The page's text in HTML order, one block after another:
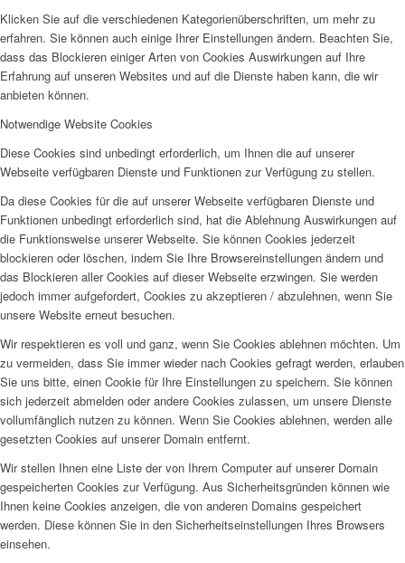
Klicken Sie auf die verschiedenen Kategorienüberschriften, um mehr zu
erfahren. Sie können auch einige Ihrer Einstellungen ändern. Beachten Sie,
dass das Blockieren einiger Arten von Cookies Auswirkungen auf Ihre
Erfahrung auf unseren Websites und auf die Dienste haben kann, die wir
anbieten können.
Notwendige Website Cookies
Diese Cookies sind unbedingt erforderlich, um Ihnen die auf unserer
Webseite verfügbaren Dienste und Funktionen zur Verfügung zu stellen.
Da diese Cookies für die auf unserer Webseite verfügbaren Dienste und
Funktionen unbedingt erforderlich sind, hat die Ablehnung Auswirkungen auf
die Funktionsweise unserer Webseite. Sie können Cookies jederzeit
blockieren oder löschen, indem Sie Ihre Browsereinstellungen ändern und
das Blockieren aller Cookies auf dieser Webseite erzwingen. Sie werden
jedoch immer aufgefordert, Cookies zu akzeptieren / abzulehnen, wenn Sie
unsere Website erneut besuchen.
Wir respektieren es voll und ganz, wenn Sie Cookies ablehnen möchten. Um
zu vermeiden, dass Sie immer wieder nach Cookies gefragt werden, erlauben
Sie uns bitte, einen Cookie für Ihre Einstellungen zu speichern. Sie können
sich jederzeit abmelden oder andere Cookies zulassen, um unsere Dienste
vollumfänglich nutzen zu können. Wenn Sie Cookies ablehnen, werden alle
gesetzten Cookies auf unserer Domain entfernt.
Wir stellen Ihnen eine Liste der von Ihrem Computer auf unserer Domain
gespeicherten Cookies zur Verfügung. Aus Sicherheitsgründen können wie
Ihnen keine Cookies anzeigen, die von anderen Domains gespeichert
werden. Diese können Sie in den Sicherheitseinstellungen Ihres Browsers
einsehen.